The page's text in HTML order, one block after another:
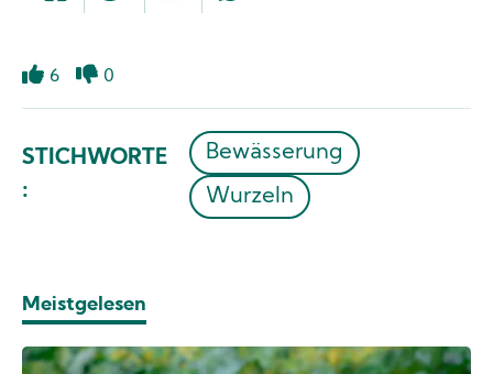
6 0
STICHWORTE
:
Bewässerung
Wurzeln
Meistgelesen